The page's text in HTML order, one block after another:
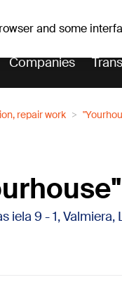
and some
Companies
repair work
iela 9 - 1, Valmiera,